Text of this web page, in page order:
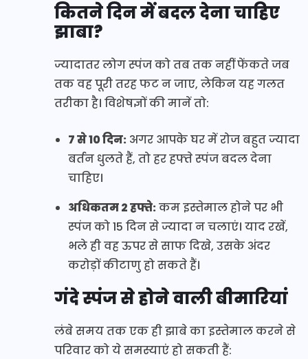
कितने दिन में बदल देना चाहिए
झाबा?
ज्यादातर लोग स्पंज को तब तक नहीं फेंकते जब
तक वह पूरी तरह फट न जाए, लेकिन यह गलत
तरीका है। विशेषज्ञों की मानें तो:
7 से 10 दिन: अगर आपके घर में रोज बहुत ज्यादा
बर्तन धुलते हैं, तो हर हफ्ते स्पंज बदल देना
चाहिए।
अधिकतम 2 हफ्ते:कम इस्तेमाल होने पर भी
स्पंज को 15 दिन से ज्यादा न चलाएं। याद रखें,
भले ही वह ऊपर से साफ दिखे, उसके अंदर
करोड़ों कीटाणु हो सकते हैं।
गंदे स्पंज से होने वाली बीमारियां
लंबे समय तक एक ही झाबे का इस्तेमाल करने से
परिवार को ये समस्याएं हो सकती हैं: